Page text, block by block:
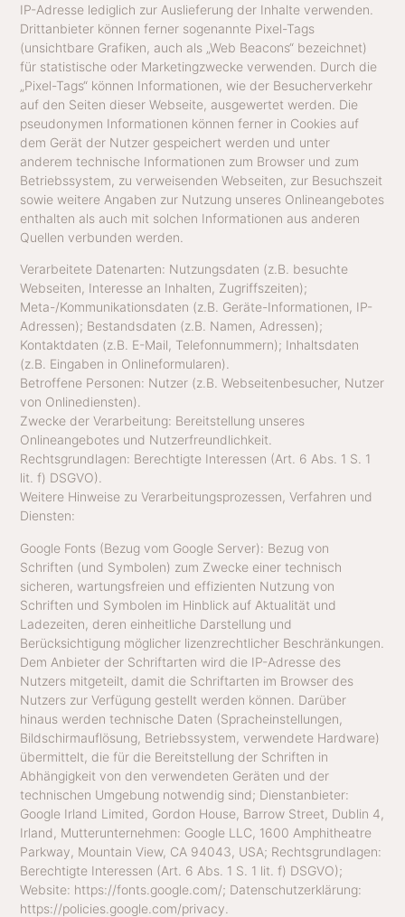
IP-Adresse lediglich zur Auslieferung der Inhalte verwenden.
Drittanbieter können ferner sogenannte Pixel-Tags
(unsichtbare Grafiken, auch als „Web Beacons“ bezeichnet)
für statistische oder Marketingzwecke verwenden. Durch die
„Pixel-Tags“ können Informationen, wie der Besucherverkehr
auf den Seiten dieser Webseite, ausgewertet werden. Die
pseudonymen Informationen können ferner in Cookies auf
dem Gerät der Nutzer gespeichert werden und unter
anderem technische Informationen zum Browser und zum
Betriebssystem, zu verweisenden Webseiten, zur Besuchszeit
sowie weitere Angaben zur Nutzung unseres Onlineangebotes
enthalten als auch mit solchen Informationen aus anderen
Quellen verbunden werden.
Verarbeitete Datenarten: Nutzungsdaten (z.B. besuchte
Webseiten, Interesse an Inhalten, Zugriffszeiten);
Meta-/Kommunikationsdaten (z.B. Geräte-Informationen, IP-
Adressen); Bestandsdaten (z.B. Namen, Adressen);
Kontaktdaten (z.B. E-Mail, Telefonnummern); Inhaltsdaten
(z.B. Eingaben in Onlineformularen).
Betroffene Personen: Nutzer (z.B. Webseitenbesucher, Nutzer
von Onlinediensten).
Zwecke der Verarbeitung: Bereitstellung unseres
Onlineangebotes und Nutzerfreundlichkeit.
Rechtsgrundlagen: Berechtigte Interessen (Art. 6 Abs. 1 S. 1
lit. f) DSGVO).
Weitere Hinweise zu Verarbeitungsprozessen, Verfahren und
Diensten:
Google Fonts (Bezug vom Google Server): Bezug von
Schriften (und Symbolen) zum Zwecke einer technisch
sicheren, wartungsfreien und effizienten Nutzung von
Schriften und Symbolen im Hinblick auf Aktualität und
Ladezeiten, deren einheitliche Darstellung und
Berücksichtigung möglicher lizenzrechtlicher Beschränkungen.
Dem Anbieter der Schriftarten wird die IP-Adresse des
Nutzers mitgeteilt, damit die Schriftarten im Browser des
Nutzers zur Verfügung gestellt werden können. Darüber
hinaus werden technische Daten (Spracheinstellungen,
Bildschirmauflösung, Betriebssystem, verwendete Hardware)
übermittelt, die für die Bereitstellung der Schriften in
Abhängigkeit von den verwendeten Geräten und der
technischen Umgebung notwendig sind; Dienstanbieter:
Google Irland Limited, Gordon House, Barrow Street, Dublin 4,
Irland, Mutterunternehmen: Google LLC, 1600 Amphitheatre
Parkway, Mountain View, CA 94043, USA; Rechtsgrundlagen:
Berechtigte Interessen (Art. 6 Abs. 1 S. 1 lit. f) DSGVO);
Website: https://fonts.google.com/; Datenschutzerklärung:
https://policies.google.com/privacy.